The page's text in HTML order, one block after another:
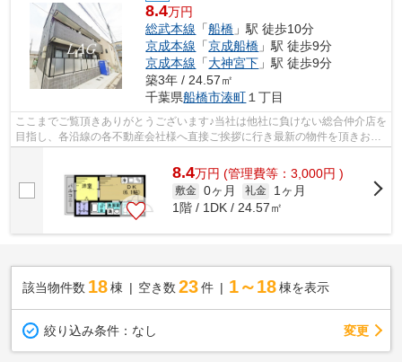
8.4万円
総武本線 「船橋 」駅 徒歩10分
京成本線 「京成船橋 」駅 徒歩9分
京成本線 「大神宮下 」駅 徒歩9分
築3年 / 24.57㎡
千葉県船橋市湊町 １丁目
ここまでご覧頂きありがとうございます♪当社は他社に負けない総合仲介店を
目指し、各沿線の各不動産会社様へ直接ご挨拶に行き最新の物件を頂きお客
様へ提供しております！最新の情報は...
8.4万円 (管理費等：3,000円 )
敷金 0ヶ月 礼金
1ヶ月
1階 / 1DK / 24.57㎡
該当物件数 18棟 空き数 23 件 1～18 棟を表示
絞り込み条件： なし 変更